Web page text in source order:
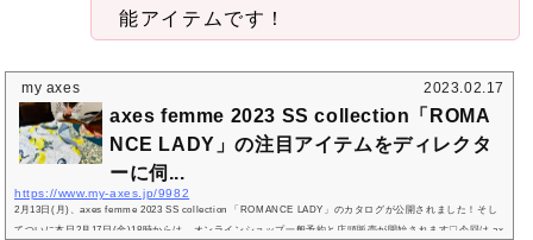
能アイテムです！
my axes 2023.02.17
axes femme 2023 SS collection「ROMA
NCE LADY」の注目アイテムをディレクタ
ーに伺...
https://www.my-axes.jp/9982
2月13日(月)、axes femme 2023 SS collection 「ROMANCE LADY」のカタログが公開されました！そし
てついに本日2月17日(金)18時からは、オンラインショップ一般予約と店頭販売が開始されます♡今回は ax